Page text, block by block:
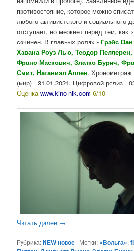
противостояние, которое можно
любого активистского и социального
отступает, но меркнет перед тем, как
сочинен. В главных ролях -Грэйс
Хавана Роуз Лью, Теодор
Франо Маскович, Златко Бурич,
Смит, Натаниэл Аллен.
(мир) - 31.01.2021. Цифровой релиз -
Оценкаwww.kino-nik.com 6/10
Читать далее →
Рубрика:NEW новое | Метки: «Вольга»,